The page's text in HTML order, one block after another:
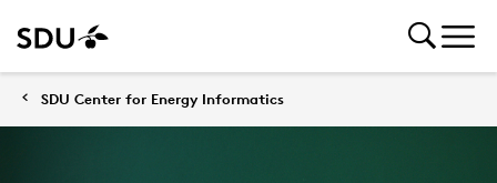
SDU Center for Energy Informatics